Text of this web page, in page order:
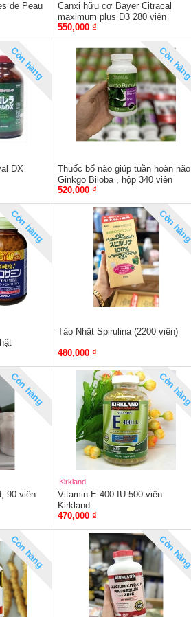
de Peau
Canxi hữu cơ Bayer Citracal
maximum plus D3 280 viên
550,000 ₫
Còn hàng
DX
Còn hàng
Thuốc bổ não giúp tuần hoàn não
Ginkgo Biloba , hộp 340 viên
mẫu mới
520,000 ₫
Còn hàng Còn hàng
Tảo Nhật Spirulina (2200 viên)
480,000 ₫
Còn hàng
90 viên
Còn hàng
Kirkland
Vitamin E 400 IU 500 viên
Kirkland
470,000 ₫
Còn hàng Còn hàng